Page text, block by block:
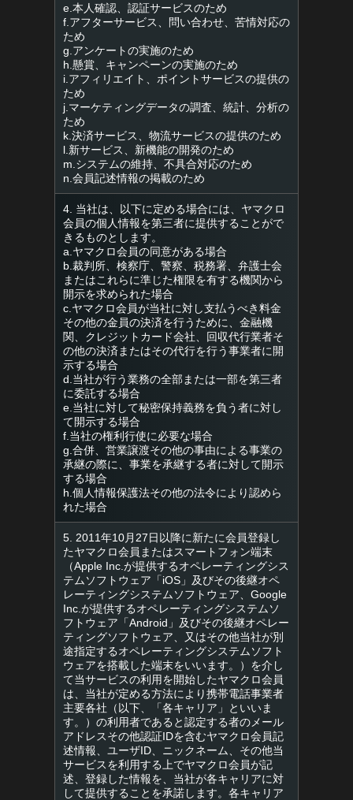
e.本人確認、認証サービスのため
f.アフターサービス、問い合わせ、苦情対応の
ため
g.アンケートの実施のため
h.懸賞、キャンペーンの実施のため
i.アフィリエイト、ポイントサービスの提供の
ため
j.マーケティングデータの調査、統計、分析の
ため
k.決済サービス、物流サービスの提供のため
l.新サービス、新機能の開発のため
m.システムの維持、不具合対応のため
n.会員記述情報の掲載のため
4. 当社は、以下に定める場合には、ヤマクロ
会員の個人情報を第三者に提供することがで
きるものとします。
a.ヤマクロ会員の同意がある場合
b.裁判所、検察庁、警察、税務署、弁護士会
またはこれらに準じた権限を有する機関から
開示を求められた場合
c.ヤマクロ会員が当社に対し支払うべき料金
その他の金員の決済を行うために、金融機
関、クレジットカード会社、回収代行業者そ
の他の決済またはその代行を行う事業者に開
示する場合
d.当社が行う業務の全部または一部を第三者
に委託する場合
e.当社に対して秘密保持義務を負う者に対し
て開示する場合
f.当社の権利行使に必要な場合
g.合併、営業譲渡その他の事由による事業の
承継の際に、事業を承継する者に対して開示
する場合
h.個人情報保護法その他の法令により認めら
れた場合
5. 2011年10月27日以降に新たに会員登録し
たヤマクロ会員またはスマートフォン端末
（Apple Inc.が提供するオペレーティングシス
テムソフトウェア「iOS」及びその後継オペ
レーティングシステムソフトウェア、Google
Inc.が提供するオペレーティングシステムソ
フトウェア「Android」及びその後継オペレー
ティングソフトウェア、又はその他当社が別
途指定するオペレーティングシステムソフト
ウェアを搭載した端末をいいます。）を介し
て当サービスの利用を開始したヤマクロ会員
は、当社が定める方法により携帯電話事業者
主要各社（以下、「各キャリア」といいま
す。）の利用者であると認定する者のメール
アドレスその他認証IDを含むヤマクロ会員記
述情報、ユーザID、ニックネーム、その他当
サービスを利用する上でヤマクロ会員が記
述、登録した情報を、当社が各キャリアに対
して提供することを承諾します。各キャリア